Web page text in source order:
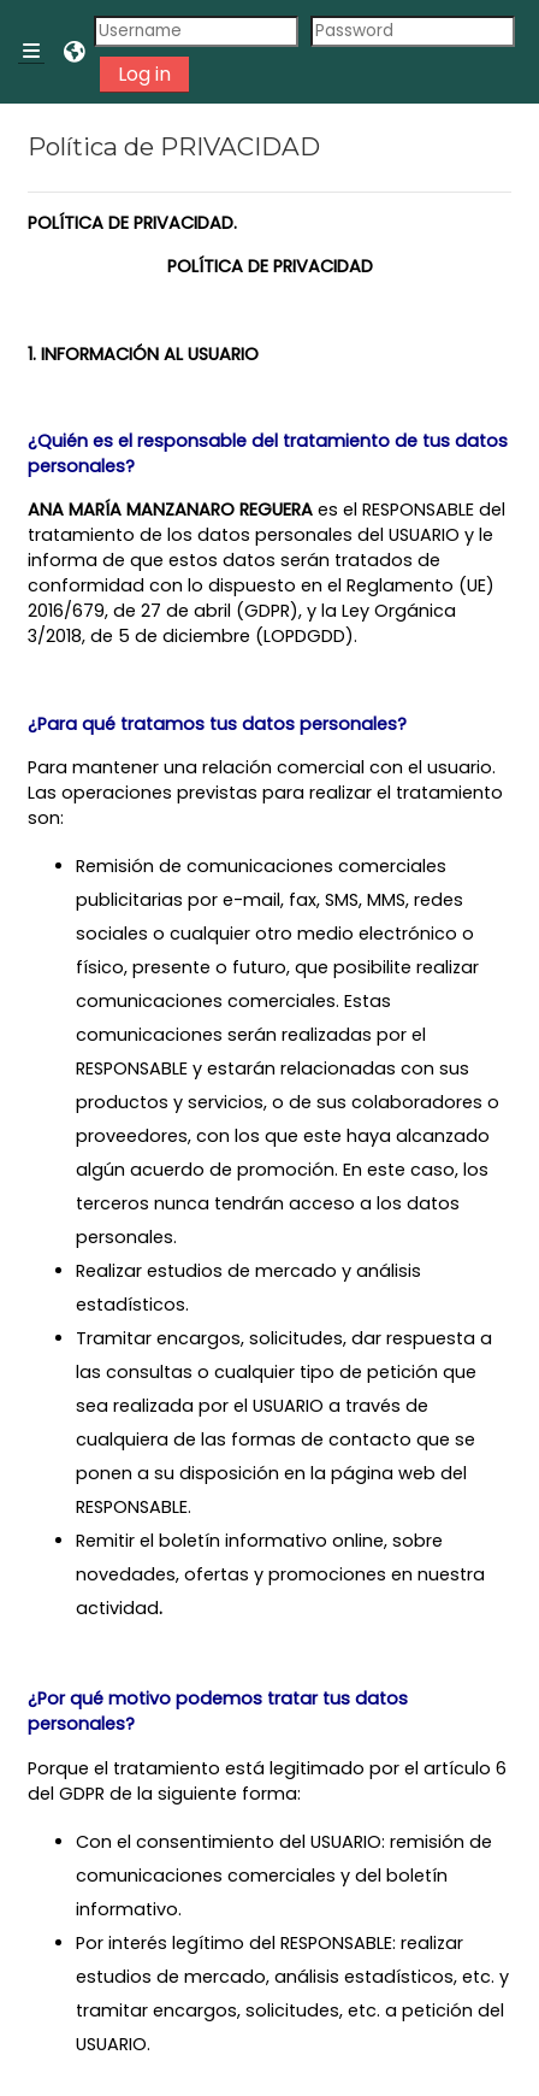
Skip to main content
Side panelLog in
Política de PRIVACIDAD
POLÍTICA DE PRIVACIDAD.
POLÍTICA DE PRIVACIDAD
1. INFORMACIÓN AL USUARIO
¿Quién es el responsable del tratamiento de tus datos
personales?
ANA MARÍA MANZANARO REGUERA es el RESPONSABLE del
tratamiento de los datos personales del USUARIO y le
informa de que estos datos serán tratados de
conformidad con lo dispuesto en el Reglamento (UE)
2016/679, de 27 de abril (GDPR), y la Ley Orgánica
3/2018, de 5 de diciembre (LOPDGDD).
¿Para qué tratamos tus datos personales?
Para mantener una relación comercial con el usuario.
Las operaciones previstas para realizar el tratamiento
son:
Remisión de comunicaciones comerciales
publicitarias por e-mail, fax, SMS, MMS, redes
sociales o cualquier otro medio electrónico o
físico, presente o futuro, que posibilite realizar
comunicaciones comerciales. Estas
comunicaciones serán realizadas por el
RESPONSABLE y estarán relacionadas con sus
productos y servicios, o de sus colaboradores o
proveedores, con los que este haya alcanzado
algún acuerdo de promoción. En este caso, los
terceros nunca tendrán acceso a los datos
personales.
Realizar estudios de mercado y análisis
estadísticos.
Tramitar encargos, solicitudes, dar respuesta a
las consultas o cualquier tipo de petición que
sea realizada por el USUARIO a través de
cualquiera de las formas de contacto que se
ponen a su disposición en la página web del
RESPONSABLE.
Remitir el boletín informativo online, sobre
novedades, ofertas y promociones en nuestra
actividad.
¿Por qué motivo podemos tratar tus datos
personales?
Porque el tratamiento está legitimado por el artículo 6
del GDPR de la siguiente forma:
Con el consentimiento del USUARIO: remisión de
comunicaciones comerciales y del boletín
informativo.
Por interés legítimo del RESPONSABLE: realizar
estudios de mercado, análisis estadísticos, etc. y
tramitar encargos, solicitudes, etc. a petición del
USUARIO.